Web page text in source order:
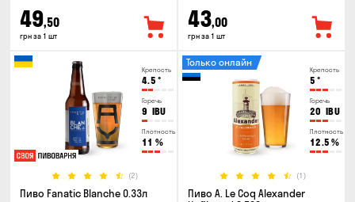
49,50
грн за 1 шт
43,00
грн за 1 шт
Крепость
4.5 °
Горечь
9 IBU
Плотность
11 %
(2)
Пиво Fanatic Blanche 0.33л
Крепость
5 °
Горечь
20 IBU
Плотность
12.5 %
(1)
Только онлайн
Пиво A. Le Coq Alexander